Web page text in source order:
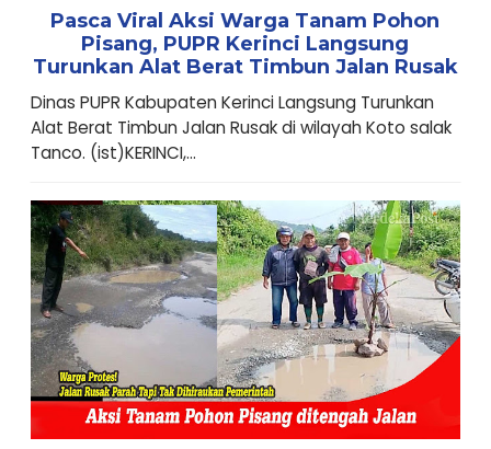
Pasca Viral Aksi Warga Tanam Pohon
Pisang, PUPR Kerinci Langsung
Turunkan Alat Berat Timbun Jalan Rusak
Dinas PUPR Kabupaten Kerinci Langsung Turunkan
Alat Berat Timbun Jalan Rusak di wilayah Koto salak
Tanco. (ist)KERINCI,...